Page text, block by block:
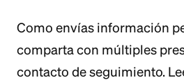
Como envías información
comparta con múltiples
contacto de seguimiento.